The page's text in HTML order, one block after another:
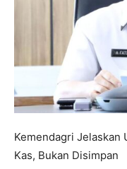
Kemendagri Jelaskan
Kas, Bukan Disimpan